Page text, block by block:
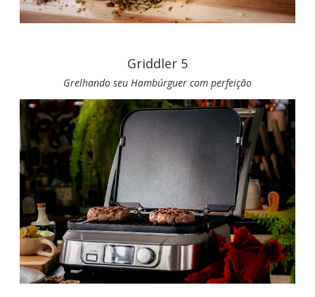
Griddler 5
Grelhando seu Hambúrguer com perfeição